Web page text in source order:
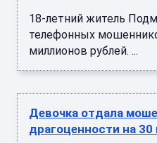
18-летний житель
телефонных
миллионов рублей. ...
Девочка отдала
драгоценности на